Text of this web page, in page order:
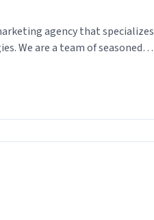
agency that specializes
We are a team of seasoned